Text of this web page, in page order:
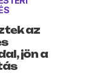
az
jön a